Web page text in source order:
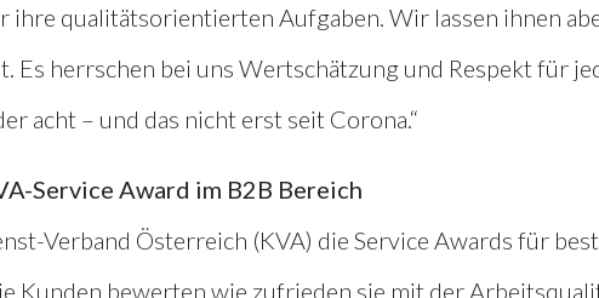
qualitätsorientierten Aufgaben. Wir lassen ihnen
Es herrschen bei uns Wertschätzung und Respekt für
acht – und das nicht erst seit Corona.“
Service Award im B2B Bereich
Verband Österreich (KVA) die Service Awards für
Kunden bewerten wie zufrieden sie mit der